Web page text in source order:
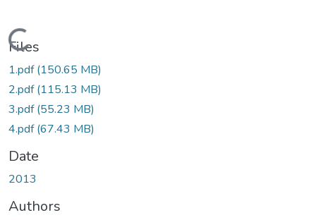
Loading...
Files
1.pdf(150.65 MB)
2.pdf(115.13 MB)
3.pdf(55.23 MB)
4.pdf(67.43 MB)
Date
2013
Authors